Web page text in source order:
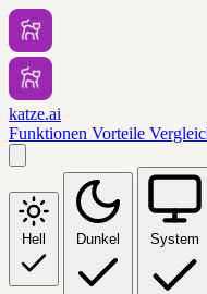
katze.ai
Funktionen Vorteile
Hell Dunkel System